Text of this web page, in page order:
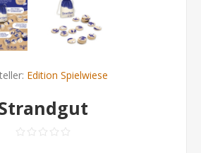
Edition Spielwiese